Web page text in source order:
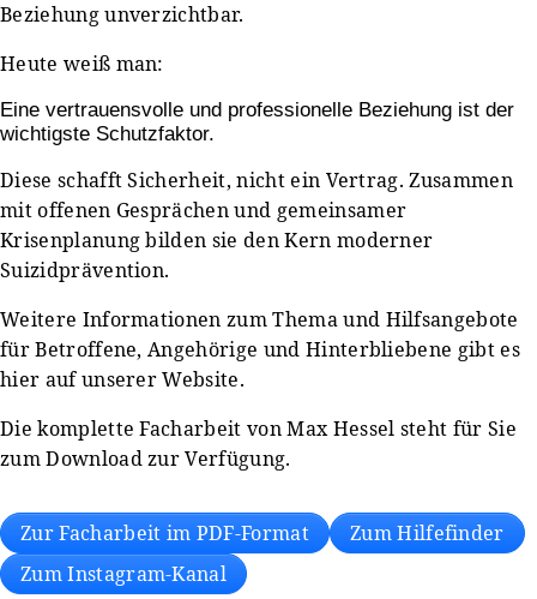
Beziehung unverzichtbar.
Heute weiß man:
Eine vertrauensvolle und professionelle Beziehung ist der
wichtigste Schutzfaktor.
Diese schafft Sicherheit, nicht ein Vertrag. Zusammen
mit offenen Gesprächen und gemeinsamer
Krisenplanung bilden sie den Kern moderner
Suizidprävention.
Weitere Informationen zum Thema und Hilfsangebote
für Betroffene, Angehörige und Hinterbliebene gibt es
hier auf unserer Website.
Die komplette Facharbeit von Max Hessel steht für Sie
zum Download zur Verfügung.
Zur Facharbeit im PDF-Format
Zum Hilfefinder
Zum Instagram-Kanal